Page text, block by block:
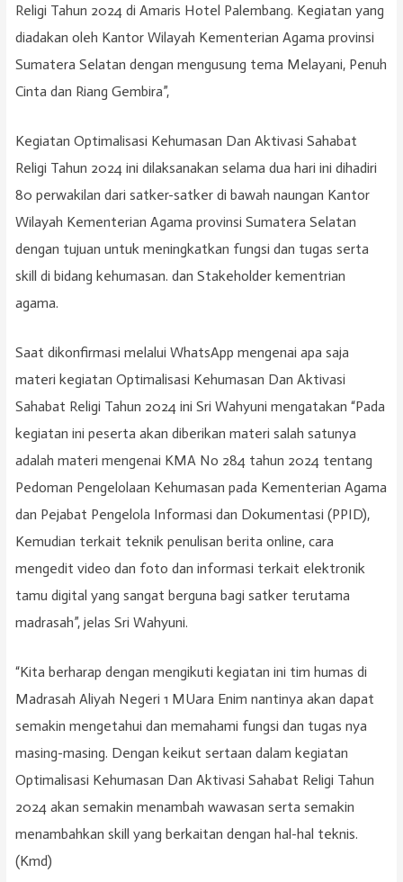
Religi Tahun 2024 di Amaris Hotel Palembang. Kegiatan yang
diadakan oleh Kantor Wilayah Kementerian Agama provinsi
Sumatera Selatan dengan mengusung tema Melayani, Penuh
Cinta dan Riang Gembira”,
Kegiatan Optimalisasi Kehumasan Dan Aktivasi Sahabat
Religi Tahun 2024 ini dilaksanakan selama dua hari ini dihadiri
80 perwakilan dari satker-satker di bawah naungan Kantor
Wilayah Kementerian Agama provinsi Sumatera Selatan
dengan tujuan untuk meningkatkan fungsi dan tugas serta
skill di bidang kehumasan. dan Stakeholder kementrian
agama.
Saat dikonfirmasi melalui WhatsApp mengenai apa saja
materi kegiatan Optimalisasi Kehumasan Dan Aktivasi
Sahabat Religi Tahun 2024 ini Sri Wahyuni mengatakan “Pada
kegiatan ini peserta akan diberikan materi salah satunya
adalah materi mengenai KMA No 284 tahun 2024 tentang
Pedoman Pengelolaan Kehumasan pada Kementerian Agama
dan Pejabat Pengelola Informasi dan Dokumentasi (PPID),
Kemudian terkait teknik penulisan berita online, cara
mengedit video dan foto dan informasi terkait elektronik
tamu digital yang sangat berguna bagi satker terutama
madrasah”, jelas Sri Wahyuni.
“Kita berharap dengan mengikuti kegiatan ini tim humas di
Madrasah Aliyah Negeri 1 MUara Enim nantinya akan dapat
semakin mengetahui dan memahami fungsi dan tugas nya
masing-masing. Dengan keikut sertaan dalam kegiatan
Optimalisasi Kehumasan Dan Aktivasi Sahabat Religi Tahun
2024 akan semakin menambah wawasan serta semakin
menambahkan skill yang berkaitan dengan hal-hal teknis.
(Kmd)